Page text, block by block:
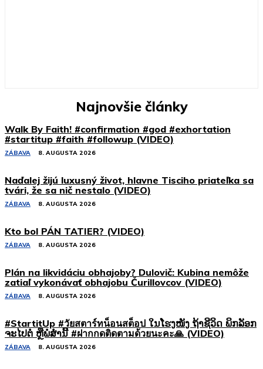
Najnovšie články
Walk By Faith! #confirmation #god #exhortation
#startitup #faith #followup (VIDEO)
ZÁBAVA 8. AUGUSTA 2026
Naďalej žijú luxusný život, hlavne Tisciho priateľka sa
tvári, že sa nič nestalo (VIDEO)
ZÁBAVA 8. AUGUSTA 2026
Kto bol PÁN TATIER? (VIDEO)
ZÁBAVA 8. AUGUSTA 2026
Plán na likvidáciu obhajoby? Dulovič: Kubina nemôže
zatiaľ vykonávať obhajobu Čurillovcov (VIDEO)
ZÁBAVA 8. AUGUSTA 2026
#StartitUp #วัยสตาร์ทน็อนสต็อป ໃນໂຮງໜັງ ຖ້າຊີວິດ ພິກລັອກ
ຈະໄປຕໍ່ ຫຼືພໍສໍ່ານີ້ #ฝากกดติดตามด้วยนะคะ🙏 (VIDEO)
ZÁBAVA 8. AUGUSTA 2026